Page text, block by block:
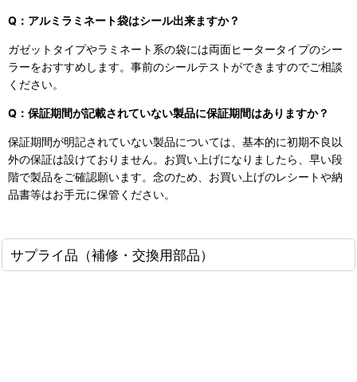
Q：アルミラミネート袋はシール出来ますか？
ガゼットタイプやラミネート系の袋には両面ヒータータイプのシー
ラーをおすすめします。事前のシールテストができますのでご相談
ください。
Q：保証期間が記載されていない製品に保証期間はありますか？
保証期間が明記されていない製品については、基本的に初期不良以
外の保証は設けておりません。お買い上げになりましたら、早い段
階で製品をご確認願います。念のため、お買い上げのレシートや納
品書等はお手元に保管ください。
サプライ品（補修・交換用部品）